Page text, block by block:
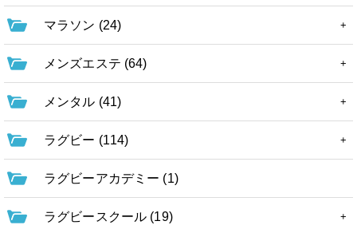
マラソン (24)
メンズエステ (64)
メンタル (41)
ラグビー (114)
ラグビーアカデミー (1)
ラグビースクール (19)